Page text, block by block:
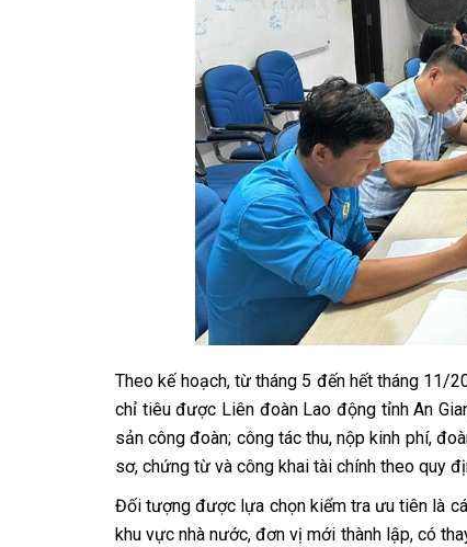
Theo kế hoạch, từ tháng 5 đến hết tháng 11/
chỉ tiêu được Liên đoàn Lao động tỉnh An
sản công đoàn; công tác thu, nộp kinh phí,
sơ, chứng từ và công khai tài chính theo quy
Đối tượng được lựa chọn kiểm tra ưu tiên là
khu vực nhà nước, đơn vị mới thành lập, có